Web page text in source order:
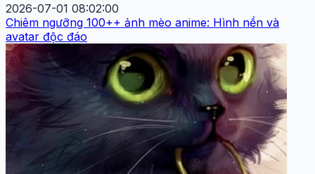
2026-07-01 08:02:00
Chiêm ngưỡng 100++ ảnh mèo anime: Hình nền và
avatar độc đáo